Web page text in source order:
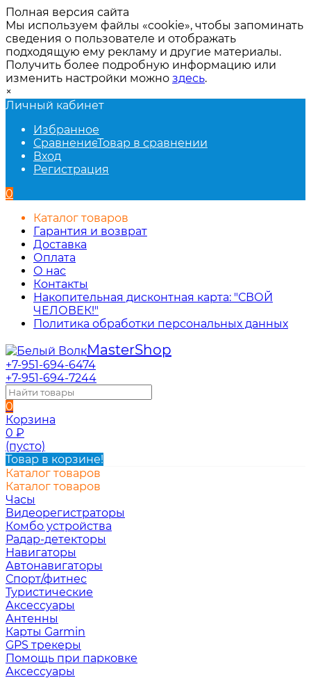
Полная версия сайта
Мы используем файлы «cookie», чтобы запоминать
сведения о пользователе и отображать
подходящую ему рекламу и другие материалы.
Получить более подробную информацию или
изменить настройки можно здесь.
×
Личный кабинет
Избранное
СравнениеТовар в сравнении
Вход
Регистрация
0
Каталог товаров
Гарантия и возврат
Доставка
Оплата
О нас
Контакты
Накопительная дисконтная карта: "СВОЙ
ЧЕЛОВЕК!"
Политика обработки персональных данных
MasterShop
+7-951-694-6474
+7-951-694-7244
0
Корзина
0 ₽
(пусто)
Товар в корзине!
Каталог товаров
Каталог товаров
Часы
Видеорегистраторы
Комбо устройства
Радар-детекторы
Навигаторы
Автонавигаторы
Спорт/фитнес
Туристические
Аксессуары
Антенны
Карты Garmin
GPS трекеры
Помощь при парковке
Аксессуары